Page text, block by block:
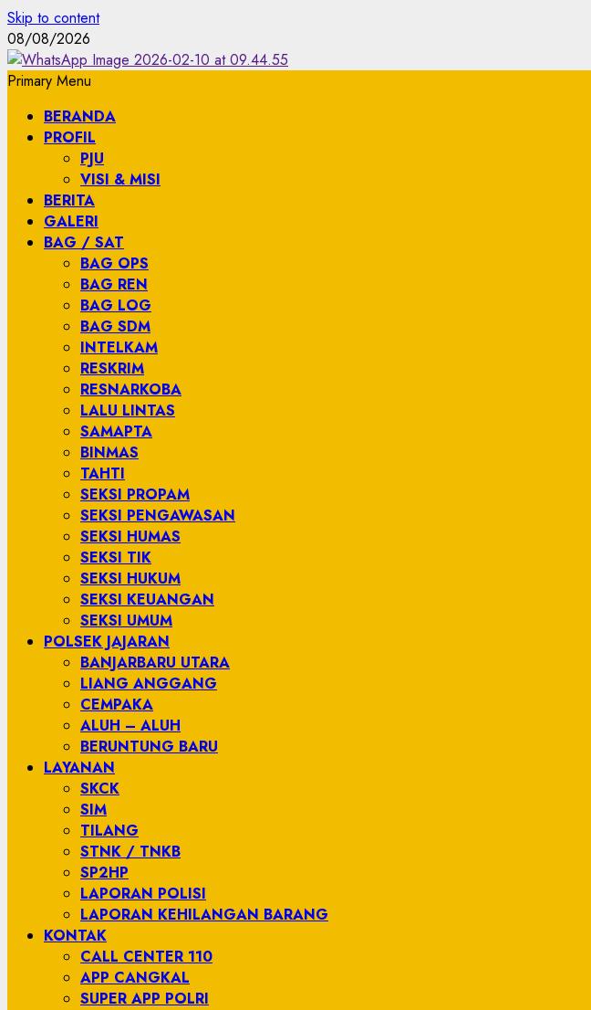
Skip to content
08/08/2026
Primary Menu
BERANDA
PROFIL
PJU
VISI & MISI
BERITA
GALERI
BAG / SAT
BAG OPS
BAG REN
BAG LOG
BAG SDM
INTELKAM
RESKRIM
RESNARKOBA
LALU LINTAS
SAMAPTA
BINMAS
TAHTI
SEKSI PROPAM
SEKSI PENGAWASAN
SEKSI HUMAS
SEKSI TIK
SEKSI HUKUM
SEKSI KEUANGAN
SEKSI UMUM
POLSEK JAJARAN
BANJARBARU UTARA
LIANG ANGGANG
CEMPAKA
ALUH – ALUH
BERUNTUNG BARU
LAYANAN
SKCK
SIM
TILANG
STNK / TNKB
SP2HP
LAPORAN POLISI
LAPORAN KEHILANGAN BARANG
KONTAK
CALL CENTER 110
APP CANGKAL
SUPER APP POLRI